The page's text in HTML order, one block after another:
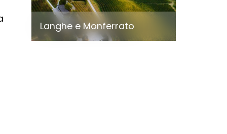
Langhe e Monferrato